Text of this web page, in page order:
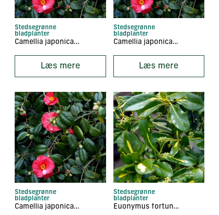
Stedsegrønne
bladplanter
Camellia japonica ‘Bonomiana’
Læs mere
Stedsegrønne
bladplanter
Camellia japonica ‘Brushfields Yellow’
Læs mere
Stedsegrønne
bladplanter
Camellia japonica ‘Lady Cmpbell’
Stedsegrønne
bladplanter
Euonymus fortunei ‘Blondy’